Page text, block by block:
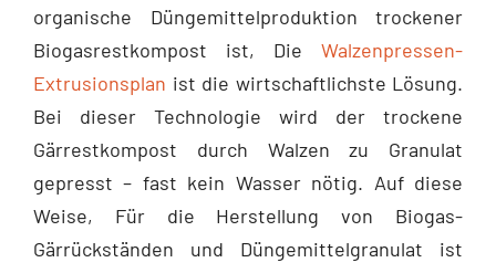
organische Düngemittelproduktion trockener
Biogasrestkompost ist, Die Walzenpressen-
Extrusionsplan ist die wirtschaftlichste Lösung.
Bei dieser Technologie wird der trockene
Gärrestkompost durch Walzen zu Granulat
gepresst – fast kein Wasser nötig. Auf diese
Weise, Für die Herstellung von Biogas-
Gärrückständen und Düngemittelgranulat ist